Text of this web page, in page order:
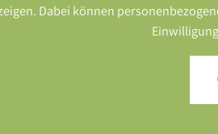
Dabei können